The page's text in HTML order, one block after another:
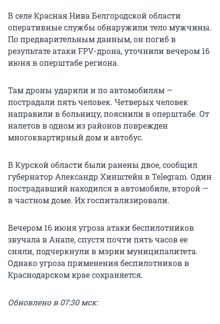
В селе Красная Нива Белгородской области
оперативные службы обнаружили тело мужчины.
По предварительным данным, он погиб в
результате атаки FPV-дрона, уточнили вечером 16
июня в оперштабе региона.
Там дроны ударили и по автомобилям —
пострадали пять человек. Четверых человек
направили в больницу, пояснили в оперштабе. От
налетов в одном из районов поврежден
многоквартирный дом и автобус.
В Курской области были ранены двое, сообщил
губернатор Александр Хинштейн в Telegram. Один
пострадавший находился в автомобиле, второй —
в частном доме. Их госпитализировали.
Вечером 16 июня угроза атаки беспилотников
звучала в Анапе, спустя почти пять часов ее
сняли, подчеркнули в мэрии муниципалитета.
Однако угроза применения беспилотников в
Краснодарском крае сохраняется.
Обновлено в 07:30 мск: